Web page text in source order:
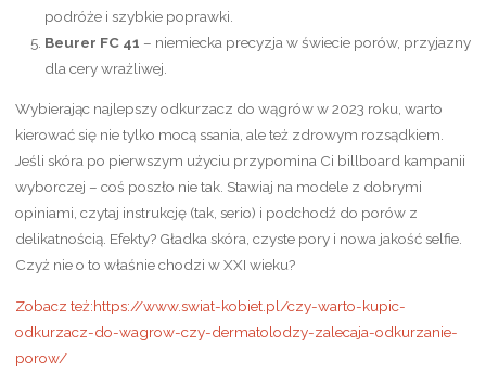
podróże i szybkie poprawki.
Beurer FC 41 – niemiecka precyzja w świecie porów, przyjazny
dla cery wrażliwej.
Wybierając najlepszy odkurzacz do wągrów w 2023 roku, warto
kierować się nie tylko mocą ssania, ale też zdrowym rozsądkiem.
Jeśli skóra po pierwszym użyciu przypomina Ci billboard kampanii
wyborczej – coś poszło nie tak. Stawiaj na modele z dobrymi
opiniami, czytaj instrukcję (tak, serio) i podchodź do porów z
delikatnością. Efekty? Gładka skóra, czyste pory i nowa jakość selfie.
Czyż nie o to właśnie chodzi w XXI wieku?
Zobacz też:https://www.swiat-kobiet.pl/czy-warto-kupic-
odkurzacz-do-wagrow-czy-dermatolodzy-zalecaja-odkurzanie-
porow/